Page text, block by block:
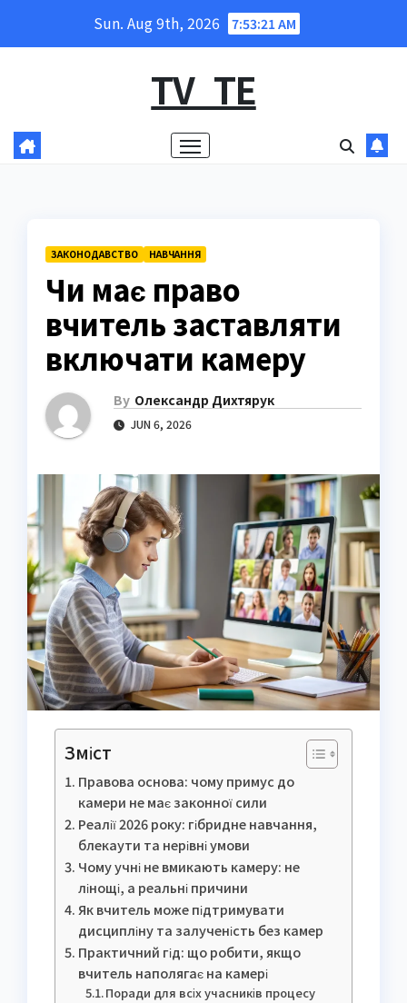
Sun. Aug 9th, 2026 7:53:22 AM
TV_TE
ЗАКОНОДАВСТВО НАВЧАННЯ
Чи має право
вчитель заставляти
включати камеру
By Олександр Дихтярук
JUN 6, 2026
Зміст
Правова основа: чому примус до
камери не має законної сили
Реалії 2026 року: гібридне навчання,
блекаути та нерівні умови
Чому учні не вмикають камеру: не
лінощі, а реальні причини
Як вчитель може підтримувати
дисципліну та залученість без камер
Практичний гід: що робити, якщо
вчитель наполягає на камері
Поради для всіх учасників процесу